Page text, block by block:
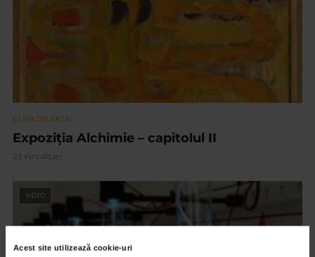
Acest site utilizează cookie-uri
CLIPA DE ARTA
Expoziția Alchimie – capitolul II
21 vizualizari
VIDEO